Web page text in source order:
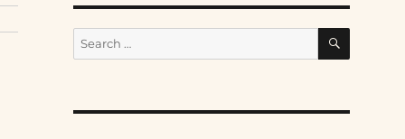
Search
for:
SEARCH